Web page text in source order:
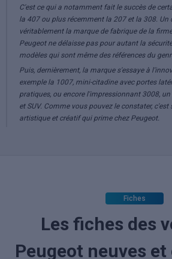
C'est ce qui a notamment fait le succès de
la 407 ou plus récemment la 207 et la 308. Un
véritablement la marque de fabrique de la
Peugeot ne délaisse pas pour autant la
modèles qui sont même des références du
Puis, dernièrement, la marque s'essaye à
exemple la 1007, mini-citadine avec portes
pratiques, ou encore l'impressionnant 3008,
et SUV. Comme vous pouvez le constater,
artistique et créatif qui prime chez Peugeot.
Fiches
Les fiches des
Peugeot neuves